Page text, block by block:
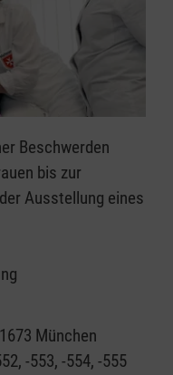
Beschwerden
bis zur
Ausstellung eines
München
-553, -554, -555